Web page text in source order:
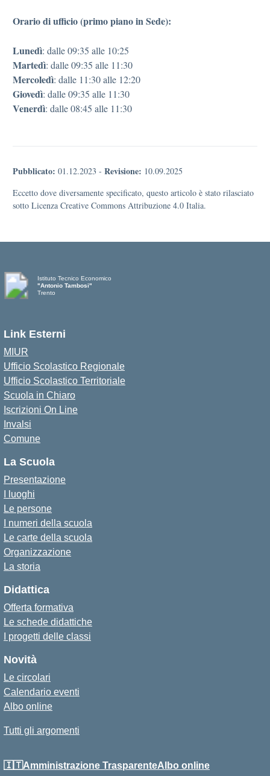
Orario di ufficio (primo piano in Sede):
Lunedì: dalle 09:35 alle 10:25
Martedì: dalle 09:35 alle 11:30
Mercoledì: dalle 11:30 alle 12:20
Giovedì: dalle 09:35 alle 11:30
Venerdì: dalle 08:45 alle 11:30
Pubblicato: 01.12.2023 - Revisione: 10.09.2025
Eccetto dove diversamente specificato, questo articolo è stato rilasciato
sotto Licenza Creative Commons Attribuzione 4.0 Italia.
Istituto Tecnico Economico
"Antonio Tambosi"
Trento
Link Esterni
MIUR
Ufficio Scolastico Regionale
Ufficio Scolastico Territoriale
Scuola in Chiaro
Iscrizioni On Line
Invalsi
Comune
La Scuola
Presentazione
I luoghi
Le persone
I numeri della scuola
Le carte della scuola
Organizzazione
La storia
Didattica
Offerta formativa
Le schede didattiche
I progetti delle classi
Novità
Le circolari
Calendario eventi
Albo online
Tutti gli argomenti
🇮🇹Amministrazione TrasparenteAlbo online